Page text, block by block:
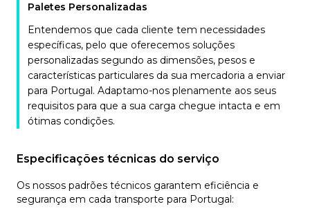
Paletes Personalizadas
Entendemos que cada cliente tem necessidades
específicas, pelo que oferecemos soluções
personalizadas segundo as dimensões, pesos e
características particulares da sua mercadoria a enviar
para Portugal. Adaptamo-nos plenamente aos seus
requisitos para que a sua carga chegue intacta e em
ótimas condições.
Especificações técnicas do serviço
Os nossos padrões técnicos garantem eficiência e
segurança em cada transporte para Portugal: